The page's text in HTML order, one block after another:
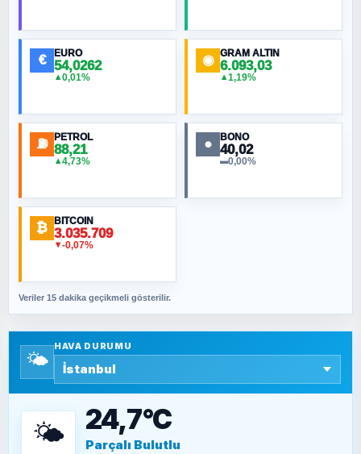
MURAT ÖZKAN
NURETTIN BÖLÜK
ORHAN KILIÇOĞLU
Fahişeye beyinli bir müstevli alçağına
SAVAŞ ŞAHİN
SEYFULLAH ÇİÇEK
TEOMAN ALPASLAN
€ EURO
54,0262
▲0,01%
◉ GRAM ALTIN
6.093,03
▲1,19%
⛽ PETROL
88,21
▲4,73%
● BONO
40,02
▬0,00%
₿ BITCOIN
3.035.709
▼-0,07%
Veriler 15 dakika geçikmeli gösterilir.
🌤️
HAVA DURUMU
🌤️ 24,7°C
Parçalı Bulutlu